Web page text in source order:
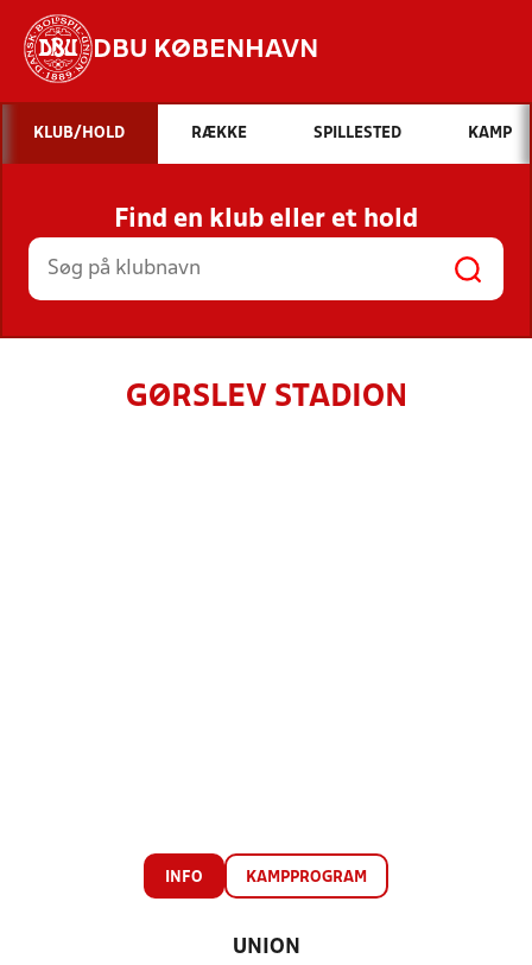
DBU KØBENHAVN
Hvad vil du søge efter?
INDHOLD OG NYHEDER
STILLINGER, RESULTATER, KLUBBER OG
HOLD
KLUB/HOLD RÆKKE SPILLESTED KAMP
Find en klub eller et hold
GØRSLEV STADION
INFO KAMPPROGRAM
UNION